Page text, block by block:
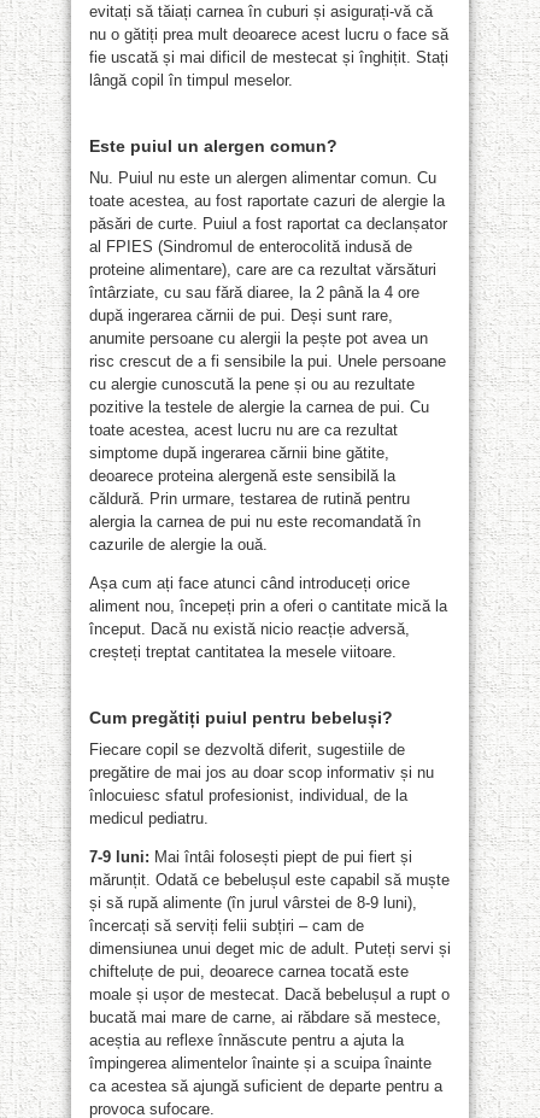
evitați să tăiați carnea în cuburi și asigurați-vă că
nu o gătiți prea mult deoarece acest lucru o face să
fie uscată și mai dificil de mestecat și înghițit. Stați
lângă copil în timpul meselor.
Este puiul un alergen comun?
Nu. Puiul nu este un alergen alimentar comun. Cu
toate acestea, au fost raportate cazuri de alergie la
păsări de curte. Puiul a fost raportat ca declanșator
al FPIES (Sindromul de enterocolită indusă de
proteine ​​alimentare), care are ca rezultat vărsături
întârziate, cu sau fără diaree, la 2 până la 4 ore
după ingerarea cărnii de pui. Deși sunt rare,
anumite persoane cu alergii la pește pot avea un
risc crescut de a fi sensibile la pui. Unele persoane
cu alergie cunoscută la pene și ou au rezultate
pozitive la testele de alergie la carnea de pui. Cu
toate acestea, acest lucru nu are ca rezultat
simptome după ingerarea cărnii bine gătite,
deoarece proteina alergenă este sensibilă la
căldură. Prin urmare, testarea de rutină pentru
alergia la carnea de pui nu este recomandată în
cazurile de alergie la ouă.
Așa cum ați face atunci când introduceți orice
aliment nou, începeți prin a oferi o cantitate mică la
început. Dacă nu există nicio reacție adversă,
creșteți treptat cantitatea la mesele viitoare.
Cum pregătiți puiul pentru bebeluși?
Fiecare copil se dezvoltă diferit, sugestiile de
pregătire de mai jos au doar scop informativ și nu
înlocuiesc sfatul profesionist, individual, de la
medicul pediatru.
7-9 luni: Mai întâi folosești piept de pui fiert și
mărunțit. Odată ce bebelușul este capabil să muște
și să rupă alimente (în jurul vârstei de 8-9 luni),
încercați să serviți felii subțiri – cam de
dimensiunea unui deget mic de adult. Puteți servi și
chifteluțe de pui, deoarece carnea tocată este
moale și ușor de mestecat. Dacă bebelușul a rupt o
bucată mai mare de carne, ai răbdare să mestece,
aceștia au reflexe înnăscute pentru a ajuta la
împingerea alimentelor înainte și a scuipa înainte
ca acestea să ajungă suficient de departe pentru a
provoca sufocare.